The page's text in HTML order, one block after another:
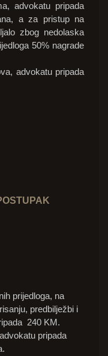
advokatu pripada
a za pristup na
zbog nedolaska
50% nagrade
advokatu pripada
prijedloga, na
predbilježbi i
240 KM.
pripada